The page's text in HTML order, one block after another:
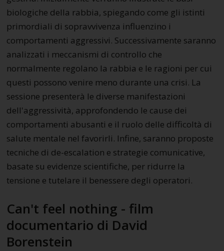
biologiche della rabbia, spiegando come gli istinti
primordiali di sopravvivenza influenzino i
comportamenti aggressivi. Successivamente saranno
analizzati i meccanismi di controllo che
normalmente regolano la rabbia e le ragioni per cui
questi possono venire meno durante una crisi. La
sessione presenterà le diverse manifestazioni
dell'aggressività, approfondendo le cause dei
comportamenti abusanti e il ruolo delle difficoltà di
salute mentale nel favorirli. Infine, saranno proposte
tecniche di de-escalation e strategie comunicative,
basate su evidenze scientifiche, per ridurre la
tensione e tutelare il benessere degli operatori.
Can't feel nothing - film
documentario di David
Borenstein